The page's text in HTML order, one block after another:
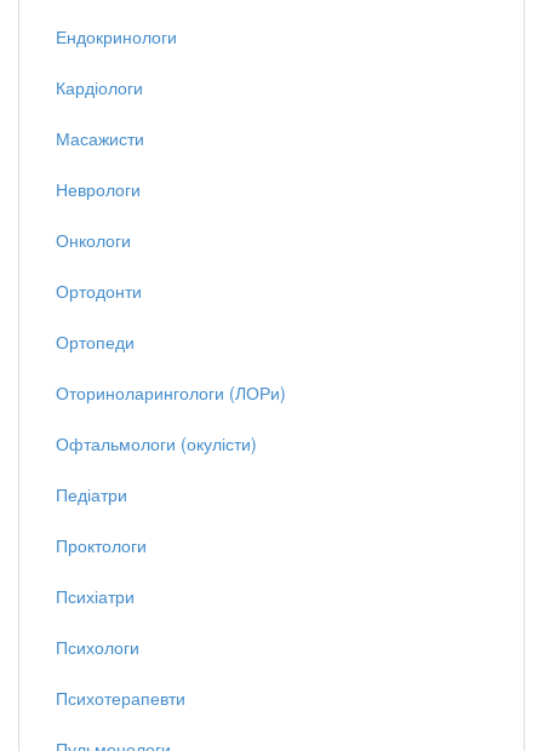
Ендокринологи
Кардіологи
Масажисти
Неврологи
Онкологи
Ортодонти
Ортопеди
Оториноларингологи (ЛОРи)
Офтальмологи (окулісти)
Педіатри
Проктологи
Психіатри
Психологи
Психотерапевти